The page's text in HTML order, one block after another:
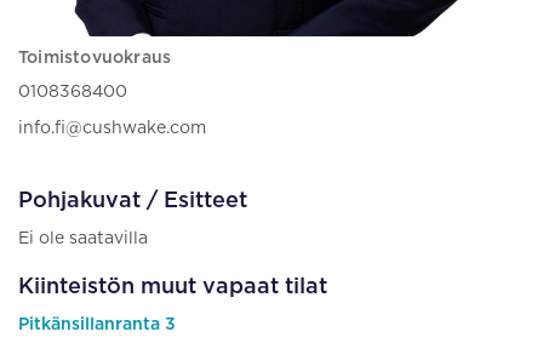
Toimistovuokraus
0108368400
info.fi@cushwake.com
Pohjakuvat / Esitteet
Ei ole saatavilla
Kiinteistön muut vapaat tilat
Pitkänsillanranta 3